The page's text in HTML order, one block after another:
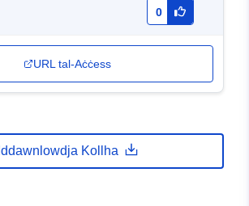
0
URL tal-Aċċess
Iddawnlowdja Kollha